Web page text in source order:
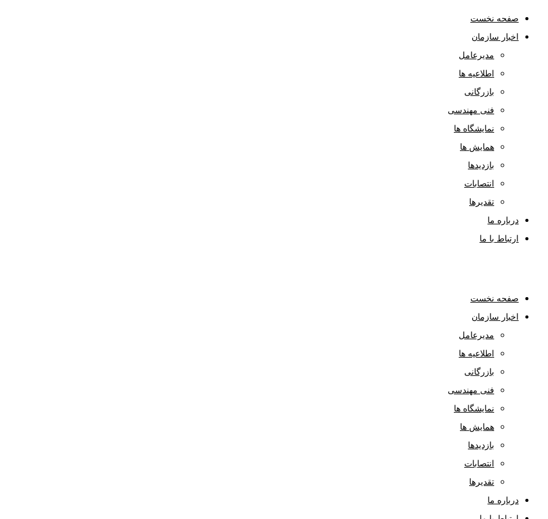
صفحه نخست
اخبار سازمان
مدیرعامل
اطلاعیه ها
بازرگانی
فنی مهندسی
نمایشگاه ها
همایش ها
بازدیدها
انتصابات
تقدیرها
درباره ما
ارتباط با ما
صفحه نخست
اخبار سازمان
مدیرعامل
اطلاعیه ها
بازرگانی
فنی مهندسی
نمایشگاه ها
همایش ها
بازدیدها
انتصابات
تقدیرها
درباره ما